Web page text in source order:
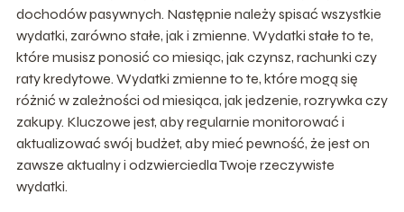
dochodów pasywnych. Następnie należy spisać wszystkie
wydatki, zarówno stałe, jak i zmienne. Wydatki stałe to te,
które musisz ponosić co miesiąc, jak czynsz, rachunki czy
raty kredytowe. Wydatki zmienne to te, które mogą się
różnić w zależności od miesiąca, jak jedzenie, rozrywka czy
zakupy. Kluczowe jest, aby regularnie monitorować i
aktualizować swój budżet, aby mieć pewność, że jest on
zawsze aktualny i odzwierciedla Twoje rzeczywiste
wydatki.